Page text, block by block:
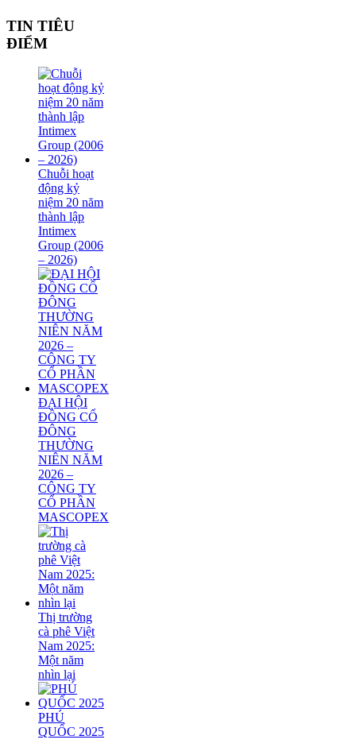
TIN TIÊU
ĐIỂM
Chuỗi hoạt
động kỷ
niệm 20 năm
thành lập
Intimex
Group (2006
– 2026)
ĐẠI HỘI
ĐỒNG CỔ
ĐÔNG
THƯỜNG
NIÊN NĂM
2026 –
CÔNG TY
CỔ PHẦN
MASCOPEX
Thị trường
cà phê Việt
Nam 2025:
Một năm
nhìn lại
PHÚ
QUỐC 2025